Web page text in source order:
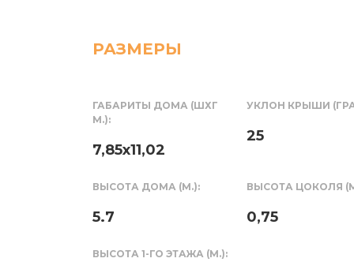
РАЗМЕРЫ
ГАБАРИТЫ ДОМА (ШХГ
М.):
7,85х11,02
УКЛОН КРЫШИ
25
ВЫСОТА ДОМА (М.):
5.7
ВЫСОТА ЦОКОЛЯ
0,75
ВЫСОТА 1-ГО ЭТАЖА (М.):